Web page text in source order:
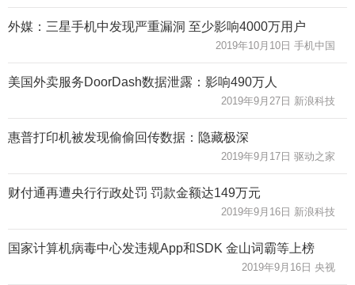
外媒：三星手机中发现严重漏洞 至少影响4000万用户
2019年10月10日 手机中国
美国外卖服务DoorDash数据泄露：影响490万人
2019年9月27日 新浪科技
惠普打印机被发现偷偷回传数据：隐藏极深
2019年9月17日 驱动之家
财付通再遭央行行政处罚 罚款金额达149万元
2019年9月16日 新浪科技
国家计算机病毒中心发违规App和SDK 金山词霸等上榜
2019年9月16日 央视